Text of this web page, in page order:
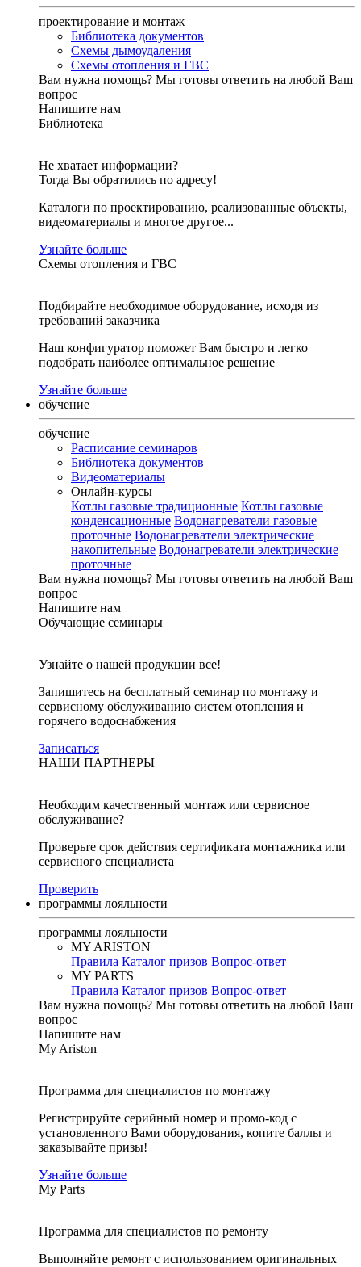
проектирование и монтаж
Библиотека документов
Схемы дымоудаления
Схемы отопления и ГВС
Вам нужна помощь? Мы готовы ответить на любой Ваш
вопрос
Напишите нам
Библиотека
Не хватает информации?
Тогда Вы обратились по адресу!
Каталоги по проектированию, реализованные объекты,
видеоматериалы и многое другое...
Узнайте больше
Схемы отопления и ГВС
Подбирайте необходимое оборудование, исходя из
требований заказчика
Наш конфигуратор поможет Вам быстро и легко
подобрать наиболее оптимальное решение
Узнайте больше
обучение
обучение
Расписание семинаров
Библиотека документов
Видеоматериалы
Онлайн-курсы
Котлы газовые традиционные Котлы газовые
конденсационные Водонагреватели газовые
проточные Водонагреватели электрические
накопительные Водонагреватели электрические
проточные
Вам нужна помощь? Мы готовы ответить на любой Ваш
вопрос
Напишите нам
Обучающие семинары
Узнайте о нашей продукции все!
Запишитесь на бесплатный семинар по монтажу и
сервисному обслуживанию систем отопления и
горячего водоснабжения
Записаться
НАШИ ПАРТНЕРЫ
Необходим качественный монтаж или сервисное
обслуживание?
Проверьте срок действия сертификата монтажника или
сервисного специалиста
Проверить
программы лояльности
программы лояльности
MY ARISTON
Правила Каталог призов Вопрос-ответ
MY PARTS
Правила Каталог призов Вопрос-ответ
Вам нужна помощь? Мы готовы ответить на любой Ваш
вопрос
Напишите нам
My Ariston
Программа для специалистов по монтажу
Регистрируйте серийный номер и промо-код с
установленного Вами оборудования, копите баллы и
заказывайте призы!
Узнайте больше
My Parts
Программа для специалистов по ремонту
Выполняйте ремонт с использованием оригинальных